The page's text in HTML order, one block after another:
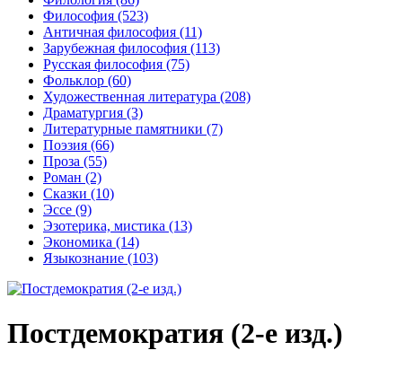
Философия (523)
Античная философия (11)
Зарубежная философия (113)
Русская философия (75)
Фольклор (60)
Художественная литература (208)
Драматургия (3)
Литературные памятники (7)
Поэзия (66)
Проза (55)
Роман (2)
Сказки (10)
Эссе (9)
Эзотерика, мистика (13)
Экономика (14)
Языкознание (103)
Постдемократия (2-е изд.)